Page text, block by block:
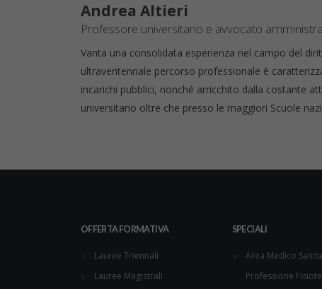
Andrea Altieri
Professore universitario e avvocato
Vanta una consolidata esperienza nel campo del
ultraventennale percorso professionale è
incarichi pubblici, nonché arricchito dalla costante
universitario oltre che presso le maggiori Scuole
OFFERTA FORMATIVA
Lauree Triennali
Lauree Magistrali
SPECIALI
Area Medico
Professione